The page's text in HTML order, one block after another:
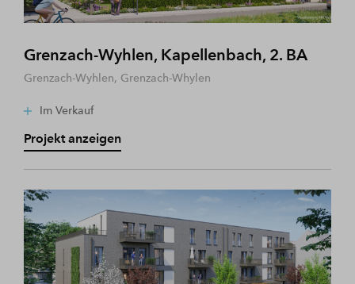
Grenzach-Wyhlen, Kapellenbach, 2. BA
Grenzach-Wyhlen, Grenzach-Whylen
Im Verkauf
Projekt anzeigen